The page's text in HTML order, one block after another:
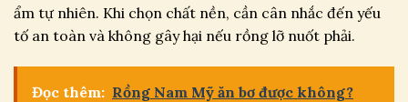
ẩm tự nhiên. Khi chọn chất nền, cần cân nhắc đến yếu
tố an toàn và không gây hại nếu rồng lỡ nuốt phải.
Đọc thêm: Rồng Nam Mỹ ăn bơ được không?